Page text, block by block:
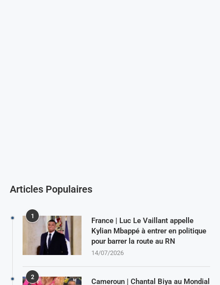
Articles Populaires
1
France | Luc Le Vaillant appelle
Kylian Mbappé à entrer en politique
pour barrer la route au RN
14/07/2026
2 Cameroun | Chantal Biya au Mondial